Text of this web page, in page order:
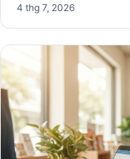
4 thg 7, 2026